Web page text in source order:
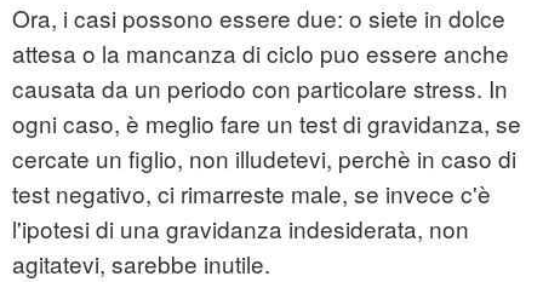
Ora, i casi possono essere due: o siete in dolce
attesa o la mancanza di ciclo puo essere anche
causata da un periodo con particolare stress. In
ogni caso, è meglio fare un test di gravidanza, se
cercate un figlio, non illudetevi, perchè in caso di
test negativo, ci rimarreste male, se invece c'è
l'ipotesi di una gravidanza indesiderata, non
agitatevi, sarebbe inutile.